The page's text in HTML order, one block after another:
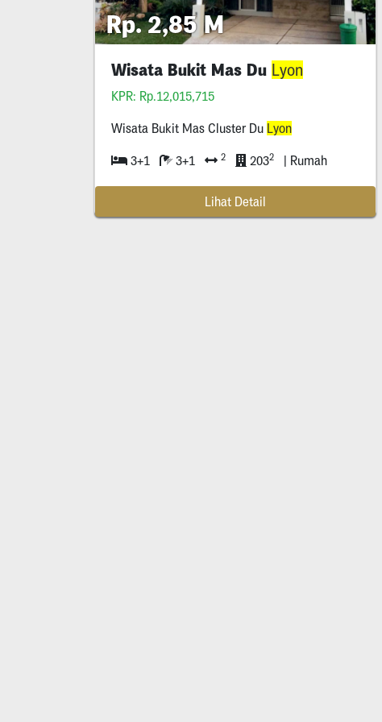
Rp. 2,85 M
Wisata Bukit Mas Du Lyon
KPR: Rp.12,015,715
Wisata Bukit Mas Cluster Du Lyon
3+1 3+1 2 2032 | Rumah
Lihat Detail